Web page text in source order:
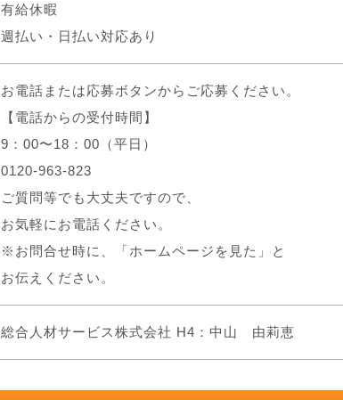
有給休暇
週払い・日払い対応あり
お電話または応募ボタンからご応募ください。
【電話からの受付時間】
9：00〜18：00（平日）
0120-963-823
ご質問等でも大丈夫ですので、
お気軽にお電話ください。
※お問合せ時に、「ホームページを見た」と
お伝えください。
総合人材サービス株式会社 H4：中山 由莉恵